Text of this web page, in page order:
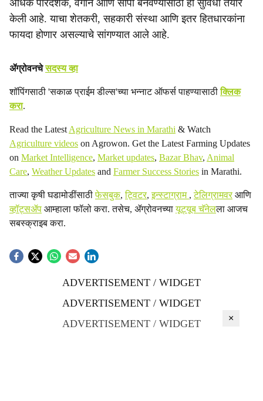
अधिक पारदर्शक, वेगाने आणि सोपी बनवण्यासाठी ही सुविधा तयार
केली आहे. याचा शेतकरी, सहकारी संस्था आणि इतर हितधारकांना
फायदा होणार असल्याचे सांगण्यात आले आहे.
ॲग्रोवनचेसदस्य व्हा
शॉपिंगसाठी 'सकाळ प्राईम डील्स'च्या भन्नाट ऑफर्स पाहण्यासाठीक्लिक
करा.
Read the Latest Agriculture News in Marathi & Watch
Agriculture videos on Agrowon. Get the Latest Farming Updates
on Market Intelligence, Market updates, Bazar Bhav, Animal
Care, Weather Updates and Farmer Success Stories in Marathi.
ताज्या कृषी घडामोडींसाठीफेसबुक,ट्विटर,इन्स्टाग्राम ,टेलिग्रामवरआणि
व्हॉट्सॲप आम्हाला फॉलो करा. तसेच, ॲग्रोवनच्यायूट्यूब चॅनेलला आजच
सबस्क्राइब करा.
ADVERTISEMENT / WIDGET
ADVERTISEMENT / WIDGET
ADVERTISEMENT / WIDGET
×